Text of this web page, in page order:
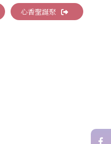
心香聖誕聚